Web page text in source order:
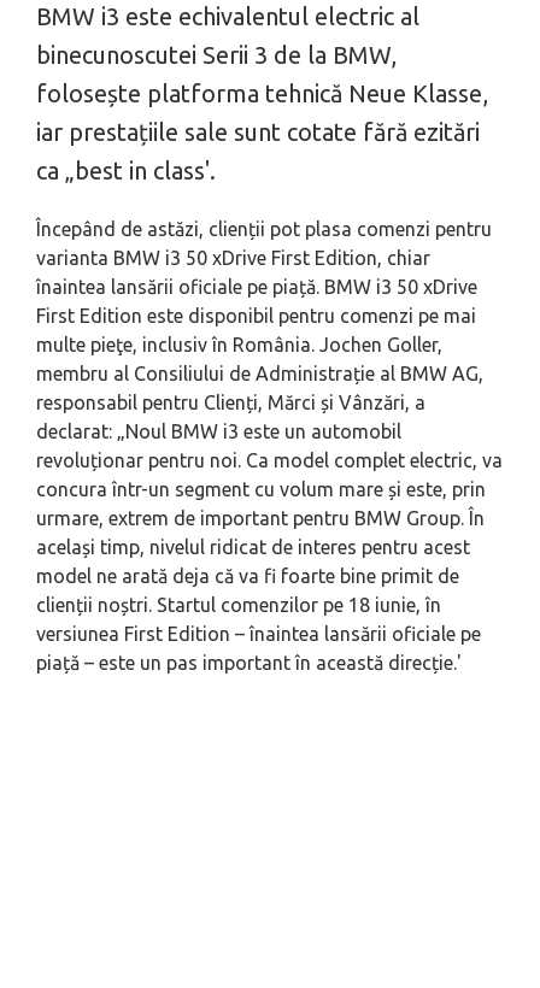
BMW i3 este echivalentul electric al
binecunoscutei Serii 3 de la BMW,
folosește platforma tehnică Neue Klasse,
iar prestațiile sale sunt cotate fără ezitări
ca „best in class'.
Începând de astăzi, clienții pot plasa comenzi pentru
varianta BMW i3 50 xDrive First Edition, chiar
înaintea lansării oficiale pe piață. BMW i3 50 xDrive
First Edition este disponibil pentru comenzi pe mai
multe pieţe, inclusiv în România. Jochen Goller,
membru al Consiliului de Administrație al BMW AG,
responsabil pentru Clienți, Mărci și Vânzări, a
declarat: „Noul BMW i3 este un automobil
revoluționar pentru noi. Ca model complet electric, va
concura într-un segment cu volum mare și este, prin
urmare, extrem de important pentru BMW Group. În
același timp, nivelul ridicat de interes pentru acest
model ne arată deja că va fi foarte bine primit de
clienții noștri. Startul comenzilor pe 18 iunie, în
versiunea First Edition – înaintea lansării oficiale pe
piață – este un pas important în această direcție.'